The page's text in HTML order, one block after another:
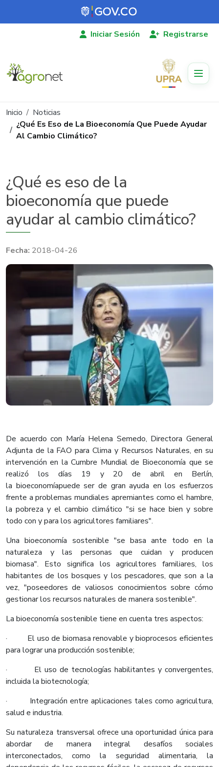
Pasar al contenido principal
Iniciar Sesión Registrarse
Ruta de navegación
Inicio
Noticias
¿Qué Es Eso de La Bioeconomía Que Puede Ayudar
Al Cambio Climático?
¿Qué es eso de la
bioeconomía que puede
ayudar al cambio climático?
2018-04-26
De acuerdo con María Helena Semedo, Directora General
Adjunta de la FAO para Clima y Recursos Naturales, en su
intervención en la Cumbre Mundial de Bioeconomía que se
realizó los días 19 y 20 de abril en Berlín,
la bioeconomíapuede ser de gran ayuda en los esfuerzos
frente a problemas mundiales apremiantes como el hambre,
la pobreza y el cambio climático "si se hace bien y sobre
todo con y para los agricultores familiares".
Una bioeconomía sostenible "se basa ante todo en la
naturaleza y las personas que cuidan y producen
biomasa". Esto significa los agricultores familiares, los
habitantes de los bosques y los pescadores, que son a la
vez, "poseedores de valiosos conocimientos sobre cómo
gestionar los recursos naturales de manera sostenible".
La bioeconomía sostenible tiene en cuenta tres aspectos:
· El uso de biomasa renovable y bioprocesos eficientes
para lograr una producción sostenible;
· El uso de tecnologías habilitantes y convergentes,
incluida la biotecnología;
· Integración entre aplicaciones tales como agricultura,
salud e industria.
Su naturaleza transversal ofrece una oportunidad única para
abordar de manera integral desafíos sociales
interconectados, como la seguridad alimentaria, la